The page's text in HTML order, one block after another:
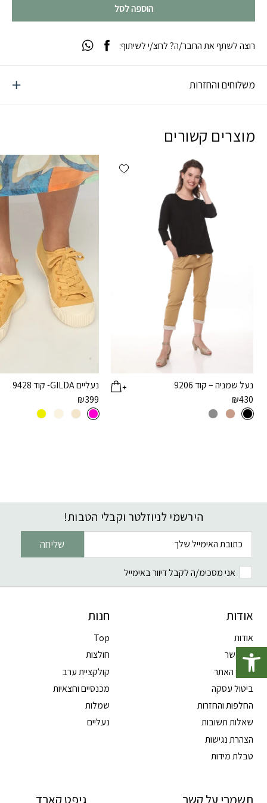
פתח סרגל נגישות
הוספה לסל
משלוחים והחזרות
רוצה לשתף את החבר/ה? לחצ/י לשיתוף:
מוצרים קשורים
Add wishlist
נעל שמניה – קוד 9206
₪430
נעליים GILDA- קוד 9428
₪399
הירשמי לניוזלטר וקבלי הטבות!
שליחה
אני מסכימ/ה לקבל דיוור באימייל
אודות
אודות
צרו קשר
תקנון האתר
ביטול עסקה
החלפות והחזרות
שאלות תשובות
הצהרת נגישות
טבלת מידות
חנות
Top
חולצות
קולקציית ערב
מכנסיים וחצאיות
שמלות
נעליים
תשמרי על קשר גיפט קארד